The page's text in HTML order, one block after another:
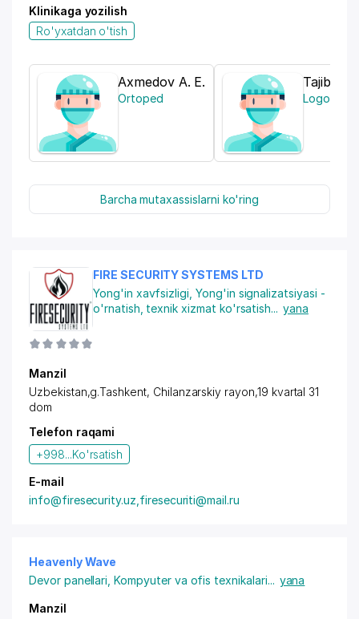
Klinikaga yozilish
Ro'yxatdan o'tish
Axmedov A. E.
Ortoped Logoped
Barcha mutaxassislarni ko'ring
FIRE SECURITY SYSTEMS LTD
Yong'in xavfsizligi Yong'in signalizatsiyasi -
o'rnatish, texnik xizmat ko'rsatish... yana
Manzil
Uzbekistan,g.Tashkent, Chilanzarskiy rayon,19 kvartal 31
dom
Telefon raqami
+998...Ko'rsatish
E-mail
info@firesecurity.uz,firesecuriti@mail.ru
Heavenly Wave
Devor panellari ,Kompyuter va ofis texnikalari... yana
Manzil